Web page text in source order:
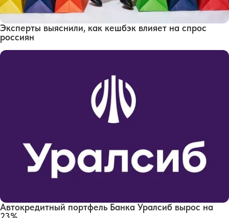
Эксперты выяснили, как кешбэк влияет на спрос
россиян
Автокредитный портфель Банка Уралсиб вырос на